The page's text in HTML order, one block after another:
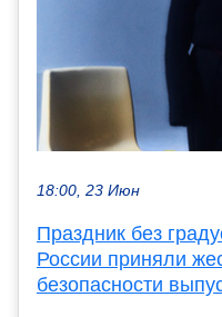
18:00, 23 Июн
Праздник без
России приняли
безопасности